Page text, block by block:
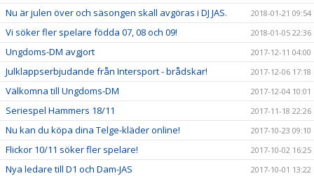
Nu är julen över och säsongen skall avgöras i DJ JAS. 2018-01-21 09:54
Vi söker fler spelare födda 07, 08 och 09! 2018-01-05 22:36
Ungdoms-DM avgjort 2017-12-11 04:00
Julklappserbjudande från Intersport - brådskar! 2017-12-06 17:18
Välkomna till Ungdoms-DM 2017-12-04 10:01
Seriespel Hammers 18/11 2017-11-18 22:26
Nu kan du köpa dina Telge-kläder online! 2017-10-23 09:10
Flickor 10/11 söker fler spelare! 2017-10-02 16:25
Nya ledare till D1 och Dam-JAS 2017-10-01 13:22